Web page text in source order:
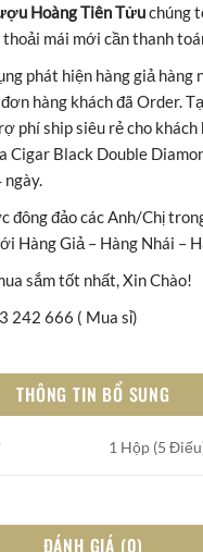
Hoàng Tiên Tửuchúng
mái mới cần thanh
phát hiện hàng giả hàng
hàng khách đã Order.
phí ship siêu rẻ cho
Cigar Black Double
ngày.
đông đảo các Anh/Chị
Hàng Giả – Hàng Nhái –
sắm tốt nhất, Xin Chào!
242 666 ( Mua sỉ)
THÔNG TIN BỔ SUNG
1 Hộp (5
ĐÁNH GIÁ (0)